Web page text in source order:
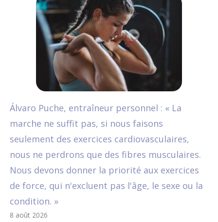
Álvaro Puche, entraîneur personnel : « La
marche ne suffit pas, si nous faisons
seulement des exercices cardiovasculaires,
nous ne perdrons que des fibres musculaires.
Nous devons donner la priorité aux exercices
de force, qui n'excluent pas l'âge, le sexe ou la
condition. »
8 août 2026